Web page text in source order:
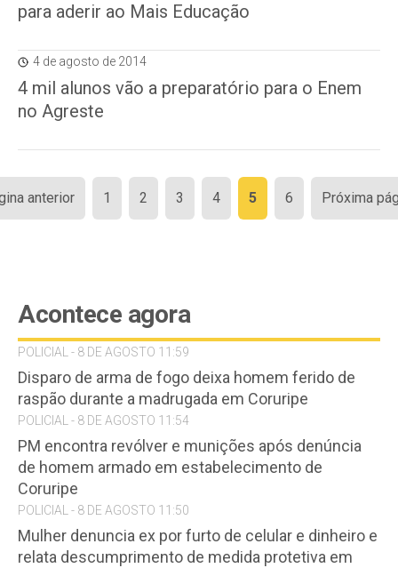
para aderir ao Mais Educação
4 de agosto de 2014
4 mil alunos vão a preparatório para o Enem
no Agreste
Paginação
de
anterior 1 2 3 4 5 6 Próxima
Acontece agora
POLICIAL - 8 DE AGOSTO 11:59
Disparo de arma de fogo deixa homem ferido de
raspão durante a madrugada em Coruripe
POLICIAL - 8 DE AGOSTO 11:54
PM encontra revólver e munições após denúncia
de homem armado em estabelecimento de
Coruripe
POLICIAL - 8 DE AGOSTO 11:50
Mulher denuncia ex por furto de celular e dinheiro e
relata descumprimento de medida protetiva em